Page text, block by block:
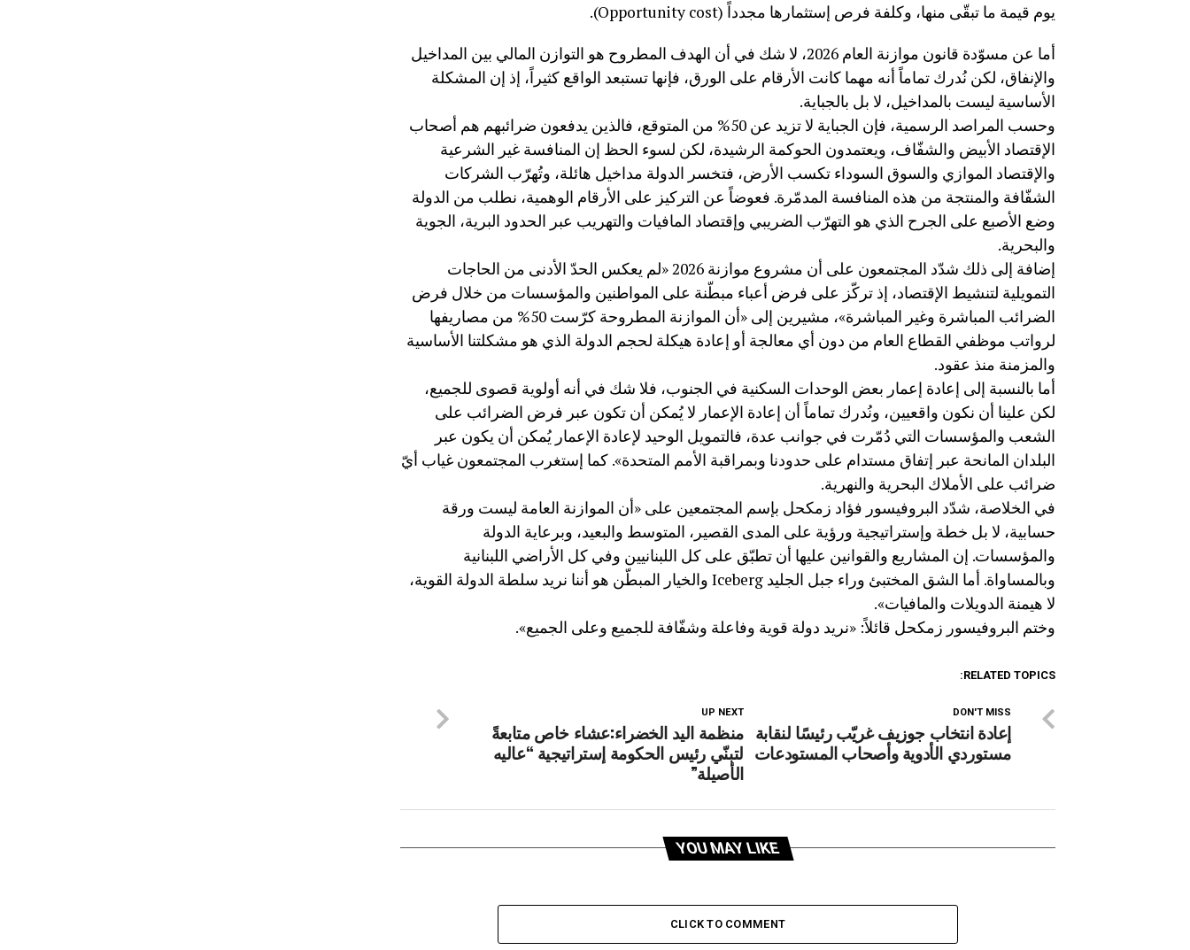
يوم قيمة ما تبقّى منها، وكلفة فرص إستثمارها مجدداً (Opportunity cost).
أما عن مسوّدة قانون موازنة العام 2026، لا شك في أن الهدف المطروح هو التوازن المالي بين المداخيل
والإنفاق، لكن نُدرك تماماً أنه مهما كانت الأرقام على الورق، فإنها تستبعد الواقع كثيراً، إذ إن المشكلة
الأساسية ليست بالمداخيل، لا بل بالجباية.
وحسب المراصد الرسمية، فإن الجباية لا تزيد عن 50% من المتوقع، فالذين يدفعون ضرائبهم هم أصحاب
الإقتصاد الأبيض والشفّاف، ويعتمدون الحوكمة الرشيدة، لكن لسوء الحظ إن المنافسة غير الشرعية
والإقتصاد الموازي والسوق السوداء تكسب الأرض، فتخسر الدولة مداخيل هائلة، وتُهرّب الشركات
الشفّافة والمنتجة من هذه المنافسة المدمّرة. فعوضاً عن التركيز على الأرقام الوهمية، نطلب من الدولة
وضع الأصبع على الجرح الذي هو التهرّب الضريبي وإقتصاد المافيات والتهريب عبر الحدود البرية، الجوية
والبحرية.
إضافة إلى ذلك شدّد المجتمعون على أن مشروع موازنة 2026 «لم يعكس الحدّ الأدنى من الحاجات
التمويلية لتنشيط الإقتصاد، إذ تركّز على فرض أعباء مبطّنة على المواطنين والمؤسسات من خلال فرض
الضرائب المباشرة وغير المباشرة»، مشيرين إلى «أن الموازنة المطروحة كرّست 50% من مصاريفها
لرواتب موظفي القطاع العام من دون أي معالجة أو إعادة هيكلة لحجم الدولة الذي هو مشكلتنا الأساسية
والمزمنة منذ عقود.
أما بالنسبة إلى إعادة إعمار بعض الوحدات السكنية في الجنوب، فلا شك في أنه أولوية قصوى للجميع،
لكن علينا أن نكون واقعيين، ونُدرك تماماً أن إعادة الإعمار لا يُمكن أن تكون عبر فرض الضرائب على
الشعب والمؤسسات التي دُمّرت في جوانب عدة، فالتمويل الوحيد لإعادة الإعمار يُمكن أن يكون عبر
البلدان المانحة عبر إتفاق مستدام على حدودنا وبمراقبة الأمم المتحدة». كما إستغرب المجتمعون غياب أيّ
ضرائب على الأملاك البحرية والنهرية.
في الخلاصة، شدّد البروفيسور فؤاد زمكحل بإسم المجتمعين على «أن الموازنة العامة ليست ورقة
حسابية، لا بل خطة وإستراتيجية ورؤية على المدى القصير، المتوسط والبعيد، وبرعاية الدولة
والمؤسسات. إن المشاريع والقوانين عليها أن تطبّق على كل اللبنانيين وفي كل الأراضي اللبنانية
وبالمساواة. أما الشق المختبئ وراء جبل الجليد Iceberg والخيار المبطّن هو أننا نريد سلطة الدولة القوية،
لا هيمنة الدويلات والمافيات».
وختم البروفيسور زمكحل قائلاً: «نريد دولة قوية وفاعلة وشفّافة للجميع وعلى الجميع».
RELATED TOPICS:
UP NEXT
منظمة اليد الخضراء:عشاء خاص متابعةً
لتبنّي رئيس الحكومة إستراتيجية “عاليه
الأصيلة”
DON'T MISS
إعادة انتخاب جوزيف غريّب رئيسًا لنقابة
مستوردي الأدوية وأصحاب المستودعات
YOU MAY LIKE
CLICK TO COMMENT